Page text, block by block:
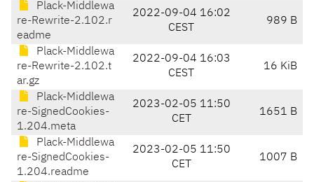
Plack-Middlewa
re-Rewrite-2.102.r
eadme
2022-09-04 16:02
CEST
989 B
Plack-Middlewa
re-Rewrite-2.102.t
ar.gz
2022-09-04 16:03
CEST
16 KiB
Plack-Middlewa
re-SignedCookies-
1.204.meta
2023-02-05 11:50
CET
1651 B
Plack-Middlewa
re-SignedCookies-
1.204.readme
2023-02-05 11:50
CET
1007 B